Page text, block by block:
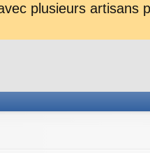
plusieurs artisans